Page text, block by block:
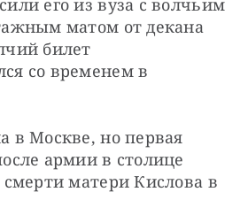
его из вуза с волчьим
матом от декана
билет
со временем в
в Москве, но первая
армии в столице
смерти матери Кислова в